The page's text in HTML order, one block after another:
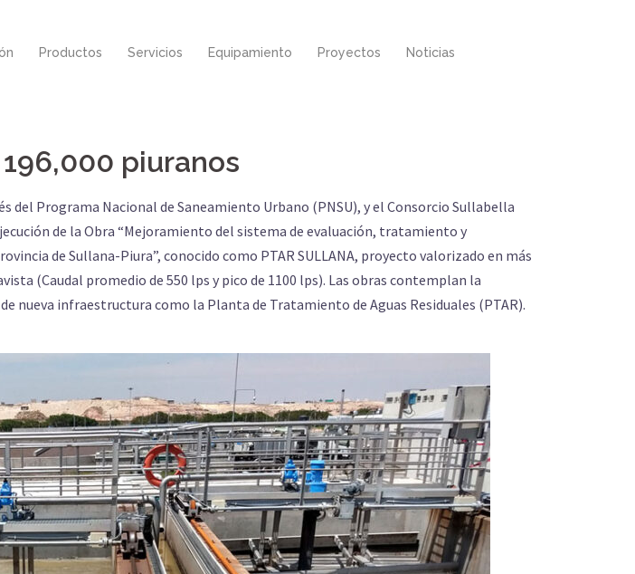
Productos Servicios Equipamiento Proyectos
Noticias
piuranos
del Programa Nacional de Saneamiento Urbano (PNSU), y el Consorcio Sullabella
de la Obra “Mejoramiento del sistema de evaluación, tratamiento y
de Sullana-Piura”, conocido como PTAR SULLANA, proyecto valorizado en más
(Caudal promedio de 550 lps y pico de 1100 lps). Las obras contemplan la
infraestructura como la Planta de Tratamiento de Aguas Residuales (PTAR).